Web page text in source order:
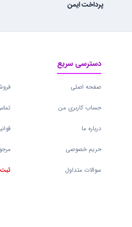
پرداخت ایمن
دسترسی سریع
صفحه اصلی
حساب کاربری من
درباره ما
حریم خصوصی
سوالات متداول